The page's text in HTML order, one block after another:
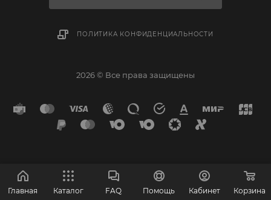
ПОЛИТИКА КОНФИДЕНЦИАЛЬНОСТИ
2026 © Все права защищены
Главная Каталог FAQ Помощь Кабинет Корзина